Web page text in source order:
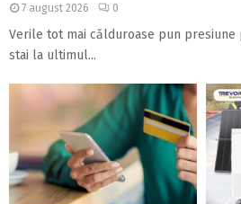
7 august 2026 0
Verile tot mai călduroase pun presiune
stai la ultimul...